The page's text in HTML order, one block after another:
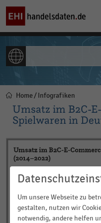
Pfadnavigation
Home Infografiken
Umsatz im B2C-
Spielwaren in
Um unsere Webseite zu
gestalten, nutzen wir
notwendig, andere helfen